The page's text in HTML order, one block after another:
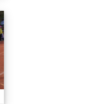
1091024運動會